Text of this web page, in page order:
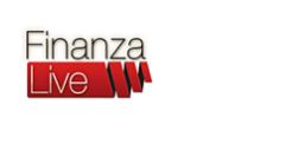
contenuto